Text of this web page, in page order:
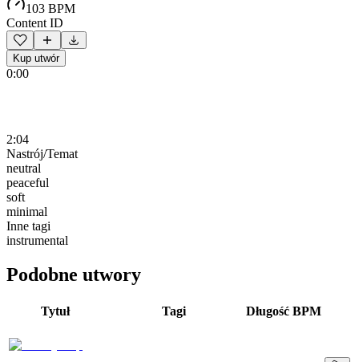
103 BPM
Content ID
Kup utwór
0:00
2:04
Nastrój/Temat
neutral
peaceful
soft
minimal
Inne tagi
instrumental
Podobne utwory
Tytuł Tagi Długość BPM